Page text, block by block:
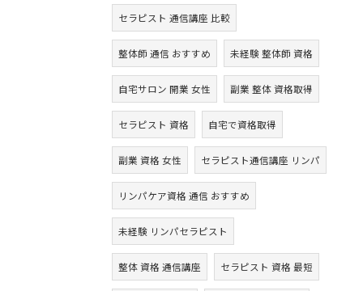
セラピスト 通信講座 比較
整体師 通信 おすすめ 未経験 整体師 資格
自宅サロン 開業 女性 副業 整体 資格取得
セラピスト 資格 自宅で資格取得
副業 資格 女性 セラピスト通信講座 リンパ
リンパケア資格 通信 おすすめ
未経験 リンパセラピスト
整体 資格 通信講座 セラピスト 資格 最短